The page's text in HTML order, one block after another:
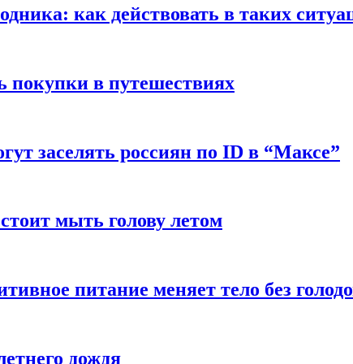
как действовать в таких
покупки в путешествиях
заселять россиян по ID в “Максе”
мыть голову летом
питание меняет тело без
дождя